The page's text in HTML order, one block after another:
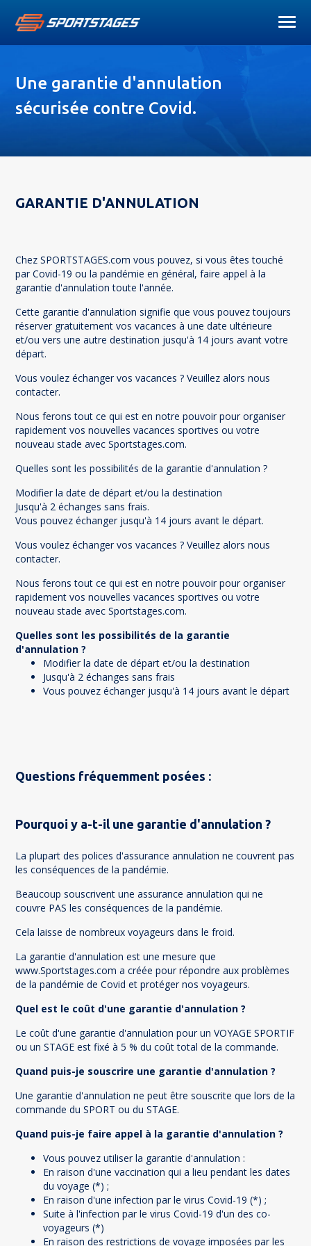
Une garantie d'annulation
sécurisée contre Covid.
GARANTIE D'ANNULATION
Chez SPORTSTAGES.com vous pouvez, si vous êtes touché
par Covid-19 ou la pandémie en général, faire appel à la
garantie d'annulation toute l'année.
Cette garantie d'annulation signifie que vous pouvez toujours
réserver gratuitement vos vacances à une date ultérieure
et/ou vers une autre destination jusqu'à 14 jours avant votre
départ.
Vous voulez échanger vos vacances ? Veuillez alors nous
contacter.
Nous ferons tout ce qui est en notre pouvoir pour organiser
rapidement vos nouvelles vacances sportives ou votre
nouveau stade avec Sportstages.com.
Quelles sont les possibilités de la garantie d'annulation ?
Modifier la date de départ et/ou la destination
Jusqu'à 2 échanges sans frais.
Vous pouvez échanger jusqu'à 14 jours avant le départ.
Vous voulez échanger vos vacances ? Veuillez alors nous
contacter.
Nous ferons tout ce qui est en notre pouvoir pour organiser
rapidement vos nouvelles vacances sportives ou votre
nouveau stade avec Sportstages.com.
Quelles sont les possibilités de la garantie
d'annulation ?
Modifier la date de départ et/ou la destination
Jusqu'à 2 échanges sans frais
Vous pouvez échanger jusqu'à 14 jours avant le départ
Questions fréquemment posées :
Pourquoi y a-t-il une garantie d'annulation ?
La plupart des polices d'assurance annulation ne couvrent pas
les conséquences de la pandémie.
Beaucoup souscrivent une assurance annulation qui ne
couvre PAS les conséquences de la pandémie.
Cela laisse de nombreux voyageurs dans le froid.
La garantie d'annulation est une mesure que
www.Sportstages.com a créée pour répondre aux problèmes
de la pandémie de Covid et protéger nos voyageurs.
Quel est le coût d'une garantie d'annulation ?
Le coût d'une garantie d'annulation pour un VOYAGE SPORTIF
ou un STAGE est fixé à 5 % du coût total de la commande.
Quand puis-je souscrire une garantie d'annulation ?
Une garantie d'annulation ne peut être souscrite que lors de la
commande du SPORT ou du STAGE.
Quand puis-je faire appel à la garantie d'annulation ?
Vous pouvez utiliser la garantie d'annulation :
En raison d'une vaccination qui a lieu pendant les dates
du voyage (*) ;
En raison d'une infection par le virus Covid-19 (*) ;
Suite à l'infection par le virus Covid-19 d'un des co-
voyageurs (*)
En raison des restrictions de voyage imposées par les